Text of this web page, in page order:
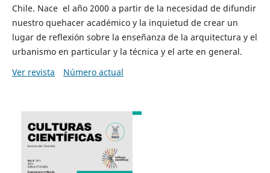
Chile. Nace el año 2000 a partir de la necesidad de difundir
nuestro quehacer académico y la inquietud de crear un
lugar de reflexión sobre la enseñanza de la arquitectura y el
urbanismo en particular y la técnica y el arte en general.
Ver revista
Número actual